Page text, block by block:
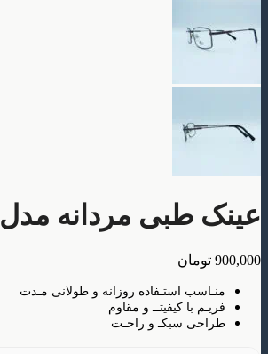
عینک طبی مردانه مدل T5273
900,000 تومان
منـاسب استـفاده روزانه و طولانی مـدت
فریـم با کیفیتــ و مقاوم
طراحی سبکـ و راحـت